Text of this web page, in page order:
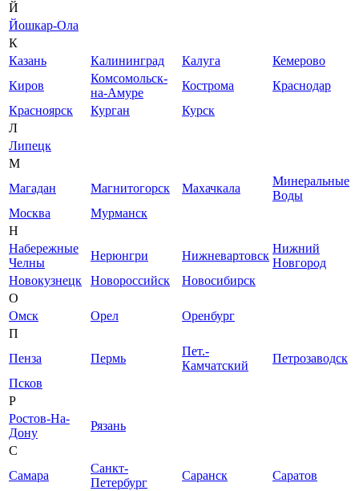
Й
Йошкар-Ола
К
Казань
Калининград Калуга
Кемерово
Киров
Комсомольск-
на-Амуре
Кострома
Краснодар
Красноярск
Курган
Курск
Л
Липецк
М
Магадан
Магнитогорск Махачкала
Минеральные
Воды
Москва
Мурманск
Н
Набережные
Челны
Нерюнгри Нижневартовск
Нижний
Новгород
Новокузнецк
Новороссийск
Новосибирск
О
Омск
Орел
Оренбург
П
Пенза
Пермь
Пет.-
Камчатский
Петрозаводск
Псков
Р
Ростов-На-
Дону
Рязань
С
Самара
Санкт-
Петербург
Саранск
Саратов